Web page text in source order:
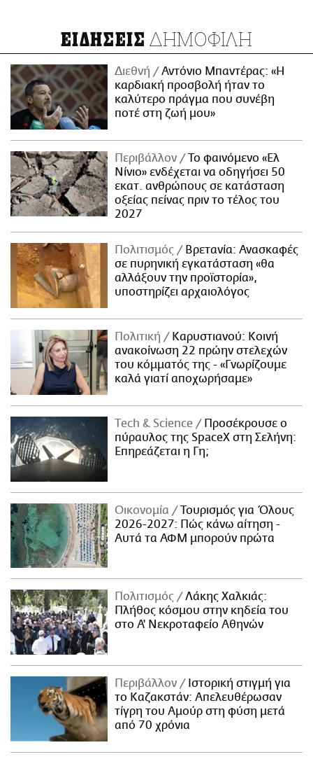
ΕΙΔΗΣΕΙΣ ΔΗΜΟΦΙΛΗ
Διεθνή
Αντόνιο Μπαντέρας: «Η
καρδιακή προσβολή ήταν το
καλύτερο πράγμα που συνέβη
ποτέ στη ζωή μου»
Περιβάλλον
Το φαινόμενο «Ελ
Νίνιο» ενδέχεται να οδηγήσει 50
εκατ. ανθρώπους σε κατάσταση
οξείας πείνας πριν το τέλος του
2027
Πολιτισμός
Βρετανία: Ανασκαφές
σε πυρηνική εγκατάσταση «θα
αλλάξουν την προϊστορία»,
υποστηρίζει αρχαιολόγος
Πολιτική
Καρυστιανού: Κοινή
ανακοίνωση 22 πρώην στελεχών
του κόμματός της - «Γνωρίζουμε
καλά γιατί αποχωρήσαμε»
Τech & Science
Προσέκρουσε ο
πύραυλος της SpaceX στη Σελήνη:
Επηρεάζεται η Γη;
Οικονομία
Τουρισμός για Όλους
2026-2027: Πώς κάνω αίτηση -
Αυτά τα ΑΦΜ μπορούν πρώτα
Πολιτισμός
Λάκης Χαλκιάς:
Πλήθος κόσμου στην κηδεία του
στο Α' Νεκροταφείο Αθηνών
Περιβάλλον
Ιστορική στιγμή για
το Καζακστάν: Απελευθέρωσαν
τίγρη του Αμούρ στη φύση μετά
από 70 χρόνια